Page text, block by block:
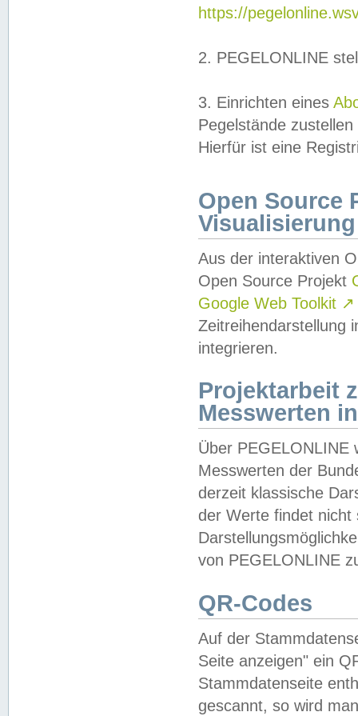
https://
2. PEGELONLINE
3. Einrichten eines
Pegelstände
Hierfür ist eine
Open Source
Visualisierung
Aus der interaktiven
Open Source Projekt
Google Web Toolkit ↗
Zeitreihendarstellung
integrieren.
Projektarbeit
Messwerten
Über PEGELONLINE
Messwerten der
derzeit klassische
der Werte findet
von PEGELONLINE
QR-Codes
Auf der
Seite anzeigen" ein
Stammdatenseite
gescannt, so wird